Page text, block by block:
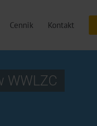
Cennik Kontakt
WWLZC